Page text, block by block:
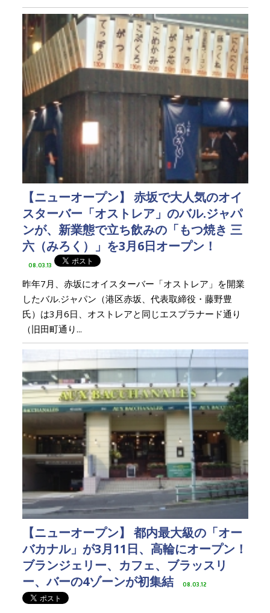
【ニューオープン】 赤坂で大人気のオイ
スターバー「オストレア」のバル.ジャパ
ンが、新業態で立ち飲みの「もつ焼き 三
六（みろく）」を3月6日オープン！
08.03.13
昨年7月、赤坂にオイスターバー「オストレア」を開業
したバル.ジャパン（港区赤坂、代表取締役・藤野豊
氏）は3月6日、オストレアと同じエスプラナード通り
（旧田町通り...
【ニューオープン】 都内最大級の「オー
バカナル」が3月11日、高輪にオープン！
ブランジェリー、カフェ、ブラッスリ
ー、バーの4ゾーンが初集結
08.03.12